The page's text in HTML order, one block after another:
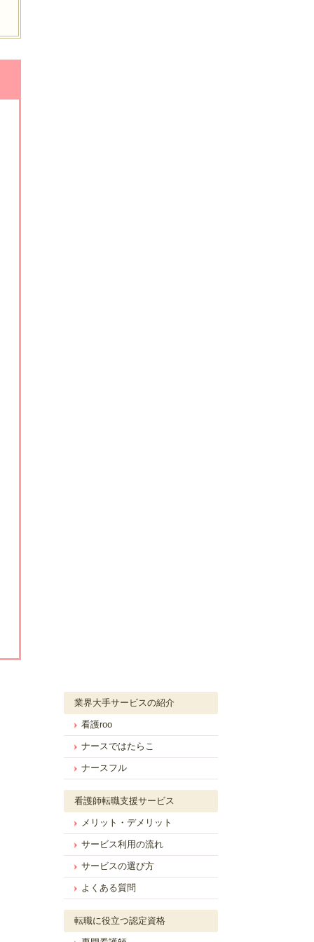
業界大手サービスの紹介
看護roo
ナースではたらこ
ナースフル
看護師転職支援サービス
メリット・デメリット
サービス利用の流れ
サービスの選び方
よくある質問
転職に役立つ認定資格